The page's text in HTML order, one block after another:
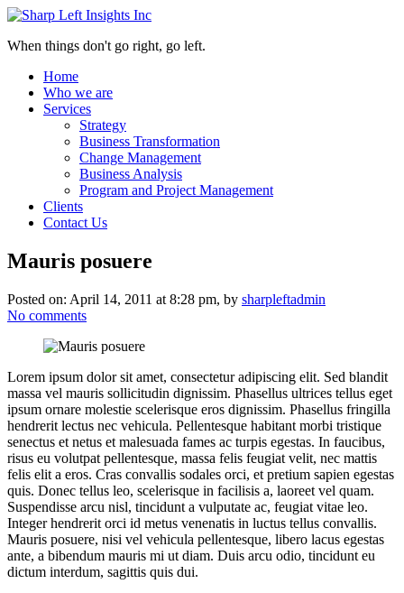
When things don't go right, go left.
Home
Who we are
Services
Strategy
Business Transformation
Change Management
Business Analysis
Program and Project Management
Clients
Contact Us
Mauris posuere
Posted on: April 14, 2011 at 8:28 pm, by sharpleftadmin
No comments
Lorem ipsum dolor sit amet, consectetur adipiscing elit. Sed blandit
massa vel mauris sollicitudin dignissim. Phasellus ultrices tellus eget
ipsum ornare molestie scelerisque eros dignissim. Phasellus fringilla
hendrerit lectus nec vehicula. Pellentesque habitant morbi tristique
senectus et netus et malesuada fames ac turpis egestas. In faucibus,
risus eu volutpat pellentesque, massa felis feugiat velit, nec mattis
felis elit a eros. Cras convallis sodales orci, et pretium sapien egestas
quis. Donec tellus leo, scelerisque in facilisis a, laoreet vel quam.
Suspendisse arcu nisl, tincidunt a vulputate ac, feugiat vitae leo.
Integer hendrerit orci id metus venenatis in luctus tellus convallis.
Mauris posuere, nisi vel vehicula pellentesque, libero lacus egestas
ante, a bibendum mauris mi ut diam. Duis arcu odio, tincidunt eu
dictum interdum, sagittis quis dui.